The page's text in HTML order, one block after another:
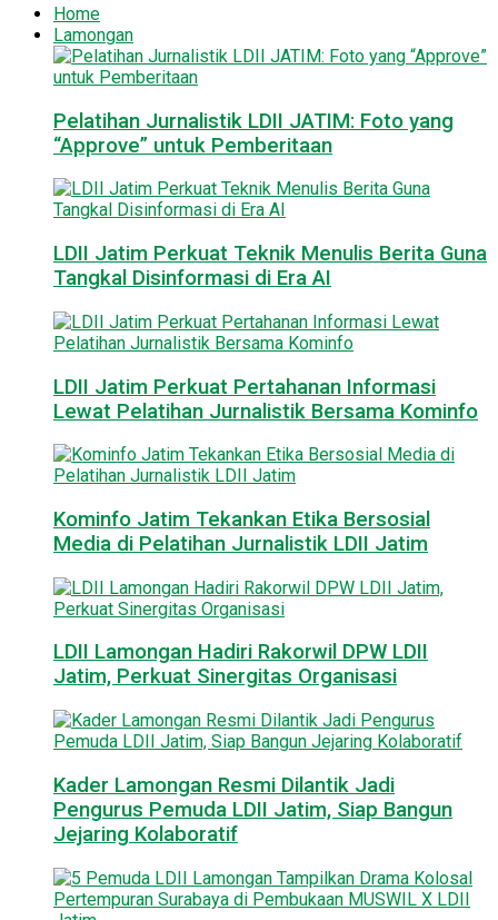
Home
Lamongan
Pelatihan Jurnalistik LDII JATIM: Foto yang
“Approve” untuk Pemberitaan
LDII Jatim Perkuat Teknik Menulis Berita Guna
Tangkal Disinformasi di Era AI
LDII Jatim Perkuat Pertahanan Informasi
Lewat Pelatihan Jurnalistik Bersama Kominfo
Kominfo Jatim Tekankan Etika Bersosial
Media di Pelatihan Jurnalistik LDII Jatim
LDII Lamongan Hadiri Rakorwil DPW LDII
Jatim, Perkuat Sinergitas Organisasi
Kader Lamongan Resmi Dilantik Jadi
Pengurus Pemuda LDII Jatim, Siap Bangun
Jejaring Kolaboratif